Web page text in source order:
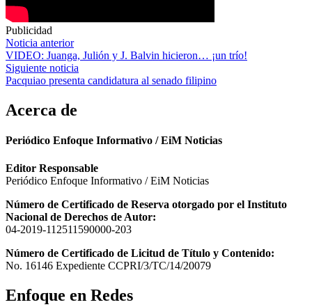
Publicidad
Navegación
de
entradas
Noticia anterior
VIDEO: Juanga, Julión y J. Balvin hicieron… ¡un trío!
Siguiente noticia
Pacquiao presenta candidatura al senado filipino
Acerca de
Periódico Enfoque Informativo / EiM Noticias
Editor Responsable
Periódico Enfoque Informativo / EiM Noticias
Número de Certificado de Reserva otorgado por el Instituto
Nacional de Derechos de Autor:
04-2019-112511590000-203
Número de Certificado de Licitud de Título y Contenido:
No. 16146 Expediente CCPRI/3/TC/14/20079
Enfoque en Redes